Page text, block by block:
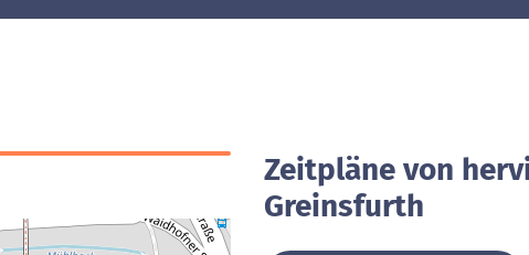
Zeitpläne von
Greinsfurth